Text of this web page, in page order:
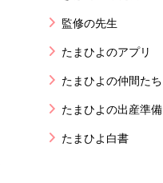
監修の先生
たまひよのアプリ
たまひよの仲間たち
たまひよの出産準備
たまひよ白書